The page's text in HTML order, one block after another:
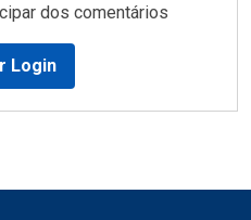
dos comentários
Login